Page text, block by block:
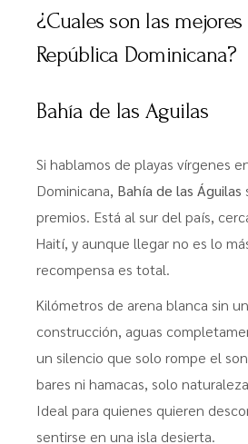
¿Cuales son las
República Dominicana?
Bahía de las Aguilas
Si hablamos de playas vírgenes
Dominicana, Bahía de las Águilas
premios. Está al sur del país,
Haití, y aunque llegar no es lo
recompensa es total.
Kilómetros de arena blanca sin
construcción, aguas
un silencio que solo rompe el
bares ni hamacas, solo
Ideal para quienes quieren
sentirse en una isla desierta.